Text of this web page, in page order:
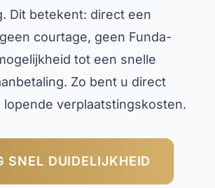
Dit betekent: direct een
courtage, geen Funda-
tot een snelle
Zo bent u direct
verplaatstingskosten.
SNEL DUIDELIJKHEID